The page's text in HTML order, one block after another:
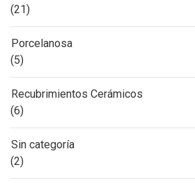
(21)
Porcelanosa
(5)
Recubrimientos Cerámicos
(6)
Sin categoría
(2)